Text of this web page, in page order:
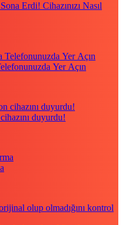
Erdi! Cihazınızı Nasıl
Yer Açın
duyurdu!